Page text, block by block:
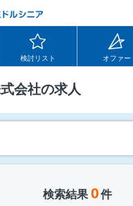
検討リスト オファー
会社の求人
検索結果 0件